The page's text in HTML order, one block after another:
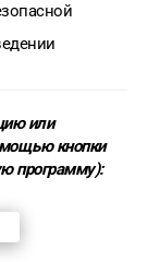
или
кнопки
программу):